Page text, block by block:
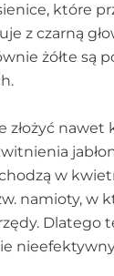
które
z czarną
żółte są
złożyć
w
namioty, w
Dlatego